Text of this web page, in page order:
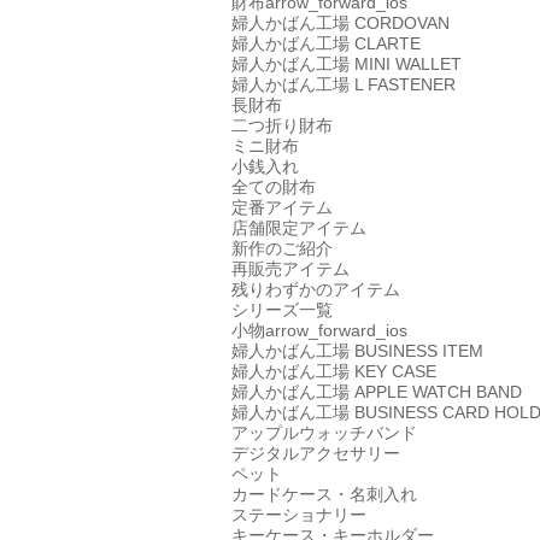
婦人かばん工場 CORDOVAN
婦人かばん工場 CLARTE
婦人かばん工場 MINI WALLET
婦人かばん工場 L FASTENER
長財布
二つ折り財布
ミニ財布
小銭入れ
全ての財布
定番アイテム
店舗限定アイテム
新作のご紹介
再販売アイテム
残りわずかのアイテム
シリーズ一覧
小物arrow_forward_ios
婦人かばん工場 BUSINESS ITEM
婦人かばん工場 KEY CASE
婦人かばん工場 APPLE WATCH BAND
婦人かばん工場 BUSINESS CARD
アップルウォッチバンド
デジタルアクセサリー
ペット
カードケース・名刺入れ
ステーショナリー
キーケース・キーホルダー